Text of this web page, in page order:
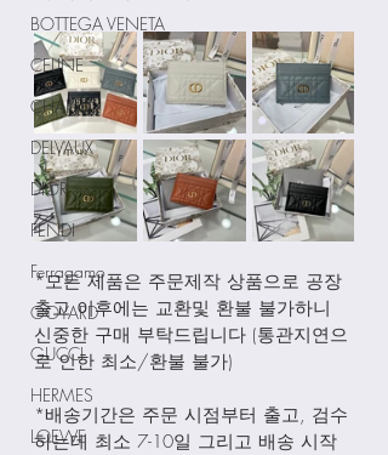
BOTTEGA VENETA
CELINE
CHANEL
DELVAUX
DIOR
FENDI
Ferragamo
GOYARD
GUCCI
HERMES
LOEWE
*모든 제품은 주문제작 상품으로 공장
출고 이후에는 교환및 환불 불가하니
신중한 구매 부탁드립니다 (통관지연으
로 인한 최소/환불 불가)
*배송기간은 주문 시점부터 출고, 검수
하는데 최소 7-10일 그리고 배송 시작